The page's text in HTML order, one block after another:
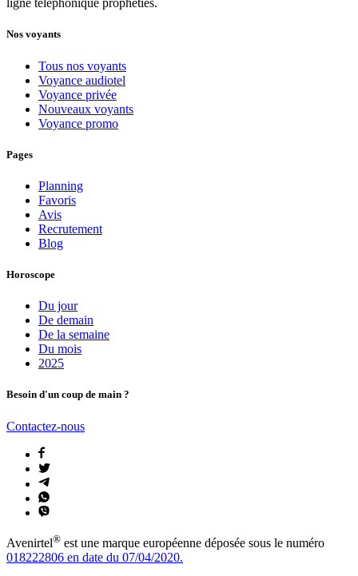
ligne téléphonique prophéties.
Nos voyants
Tous nos voyants
Voyance audiotel
Voyance privée
Nouveaux voyants
Voyance promo
Pages
Planning
Favoris
Avis
Recrutement
Blog
Horoscope
Du jour
De demain
De la semaine
Du mois
2025
Besoin d'un coup de main ?
Contactez-nous
Avenirtel® est une marque européenne déposée sous le numéro
018222806 en date du 07/04/2020.